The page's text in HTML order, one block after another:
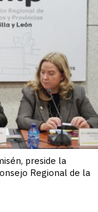
preside la
Regional de la